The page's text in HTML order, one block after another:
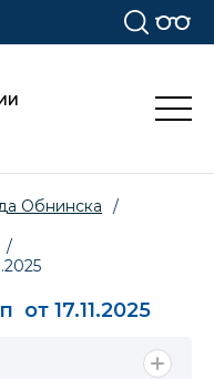
Обнинска
/
/
17.11.2025